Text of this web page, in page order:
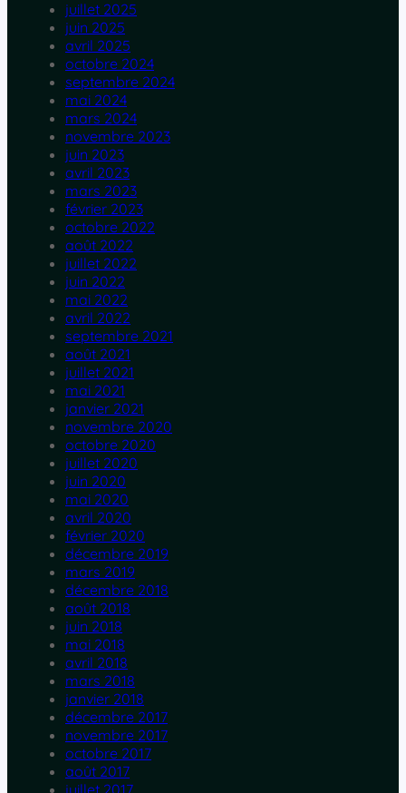
juillet 2025
juin 2025
avril 2025
octobre 2024
septembre 2024
mai 2024
mars 2024
novembre 2023
juin 2023
avril 2023
mars 2023
février 2023
octobre 2022
août 2022
juillet 2022
juin 2022
mai 2022
avril 2022
septembre 2021
août 2021
juillet 2021
mai 2021
janvier 2021
novembre 2020
octobre 2020
juillet 2020
juin 2020
mai 2020
avril 2020
février 2020
décembre 2019
mars 2019
décembre 2018
août 2018
juin 2018
mai 2018
avril 2018
mars 2018
janvier 2018
décembre 2017
novembre 2017
octobre 2017
août 2017